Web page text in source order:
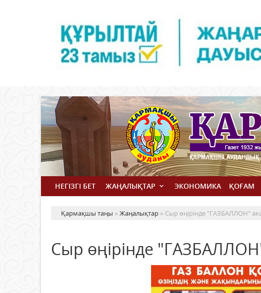
НЕГІЗГІ БЕТ ЖАҢАЛЫҚТАР ЭКОНОМИКА ҚОҒАМ
Қармақшы таңы »Жаңалықтар » Сыр өңірінде "ГАЗБАЛЛОН"
Сыр өңірінде